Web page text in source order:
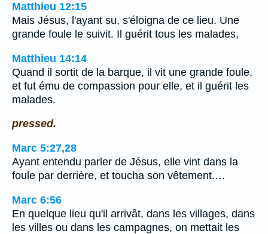
Matthieu 12:15
Mais Jésus, l'ayant su, s'éloigna de ce lieu. Une
grande foule le suivit. Il guérit tous les malades,
Matthieu 14:14
Quand il sortit de la barque, il vit une grande foule,
et fut ému de compassion pour elle, et il guérit les
malades.
pressed.
Marc 5:27,28
Ayant entendu parler de Jésus, elle vint dans la
foule par derrière, et toucha son vêtement.…
Marc 6:56
En quelque lieu qu'il arrivât, dans les villages, dans
les villes ou dans les campagnes, on mettait les